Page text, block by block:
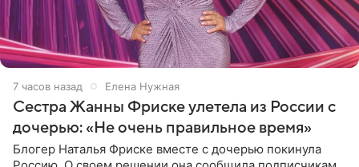
7 часов назад Елена Нужная
Сестра Жанны Фриске улетела из России с
дочерью: «Не очень правильное время»
Блогер Наталья Фриске вместе с дочерью покинула